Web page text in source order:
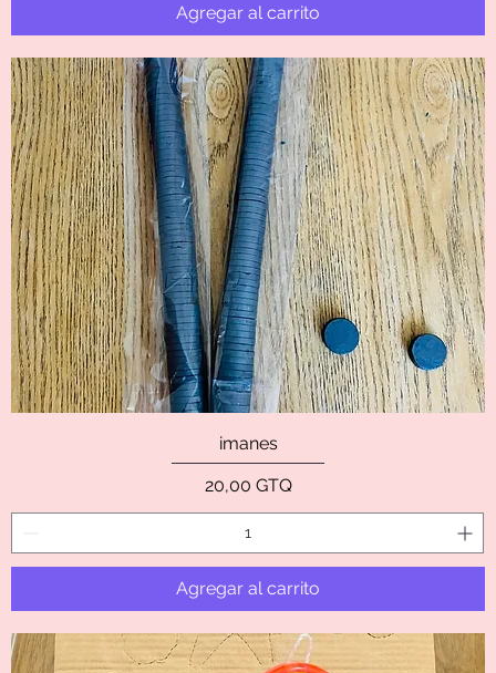
Agregar al carrito
imanes
Precio
20,00 GTQ
Agregar al carrito